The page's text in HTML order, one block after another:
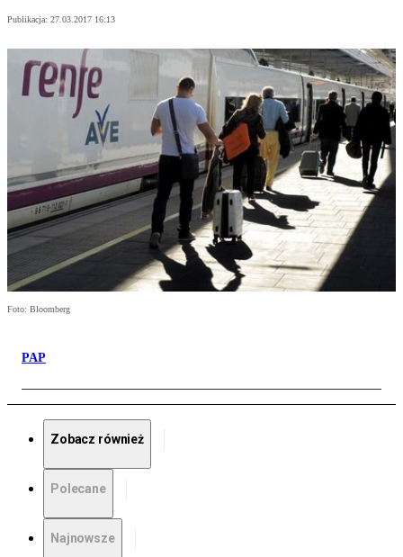
Publikacja: 27.03.2017 16:13
Foto: Bloomberg
PAP
Zobacz również
Polecane
Najnowsze